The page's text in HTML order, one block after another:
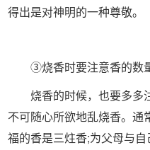
得出是对神明的一种尊敬。
③烧香时要注意香的数量
烧香的时候，也要多多
不可随心所欲地乱烧香。通
福的香是三炷香;为父母与